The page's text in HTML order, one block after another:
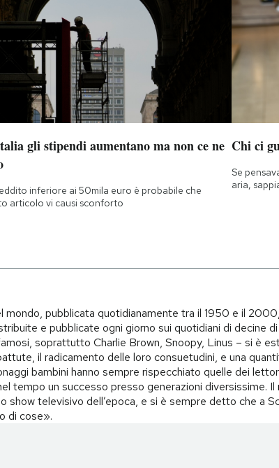
gli stipendi aumentano ma non ce ne
inferiore ai 50mila euro è probabile che
articolo vi causi sconforto
Chi ci
Se
aria,
pubblicata quotidianamente tra il 1950 e il
e pubblicate ogni giorno sui quotidiani di decine
soprattutto Charlie Brown, Snoopy, Linus – si è
il radicamento delle loro consuetudini, e una
bambini hanno sempre rispecchiato quelle dei
tempo un successo presso generazioni diversissime.
show televisivo dell’epoca, e si è sempre detto che a
di cose».